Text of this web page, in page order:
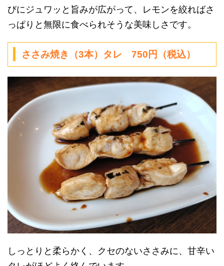
びにジュワッと旨みが広がって、レモンを絞ればさ
っぱりと無限に食べられそうな美味しさです。
ささみ焼き（3本）タレ 750円（税込）
しっとりと柔らかく、クセのないささみに、甘辛い